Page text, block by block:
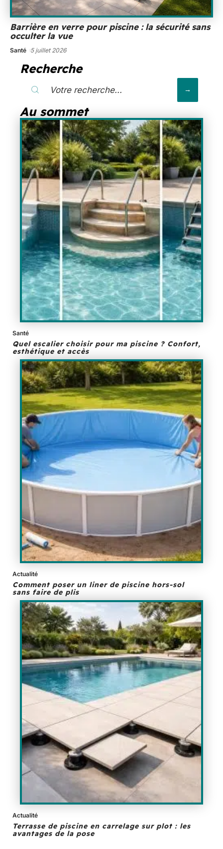
Barrière en verre pour piscine : la sécurité sans
occulter la vue
Santé 5 juillet 2026
Recherche
Au sommet
Santé
Quel escalier choisir pour ma piscine ? Confort,
esthétique et accès
Actualité
Comment poser un liner de piscine hors-sol
sans faire de plis
Actualité
Terrasse de piscine en carrelage sur plot : les
avantages de la pose